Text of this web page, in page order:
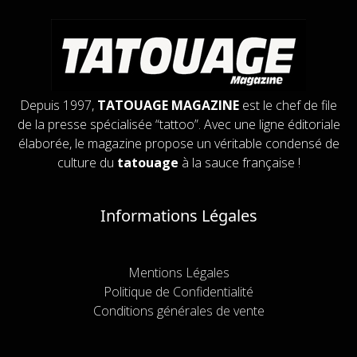
Depuis 1997, TATOUAGE MAGAZINE est le chef de file
de la presse spécialisée “tattoo”. Avec une ligne éditoriale
élaborée, le magazine propose un véritable condensé de
culture du tatouage à la sauce française !
Informations Légales
Mentions Légales
Politique de Confidentialité
Conditions générales de vente